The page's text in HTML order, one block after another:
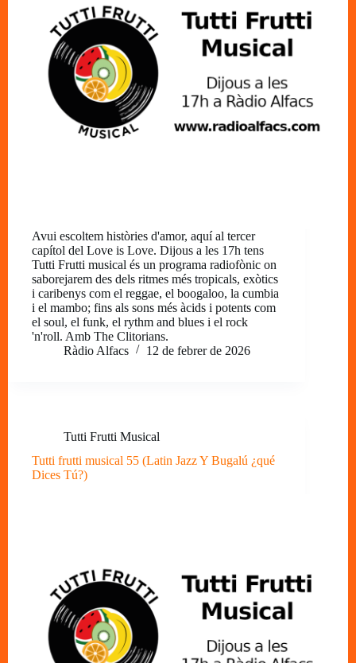
Avui escoltem històries d'amor, aquí al tercer
capítol del Love is Love. Dijous a les 17h tens
Tutti Frutti musical és un programa radiofònic on
saborejarem des dels ritmes més tropicals, exòtics
i caribenys com el reggae, el boogaloo, la cumbia
i el mambo; fins als sons més àcids i potents com
el soul, el funk, el rythm and blues i el rock
'n'roll. Amb The Clitorians.
Ràdio Alfacs
12 de febrer de 2026
Tutti Frutti Musical
Tutti frutti musical 55 (Latin Jazz Y Bugalú ¿qué
Dices Tú?)